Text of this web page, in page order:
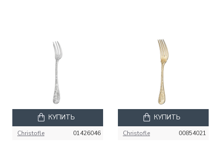
Christofle 01426046
КУПИТЬ
Christofle 00854021
КУПИТЬ